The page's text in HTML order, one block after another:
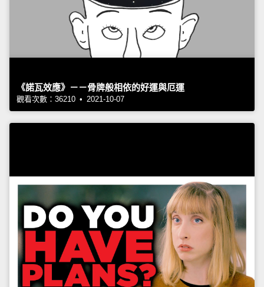
《諾瓦效應》－－骨牌般相依的好運與厄運
觀看次數：36210 • 2021-10-07